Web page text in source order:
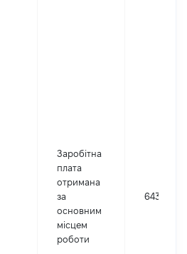
Заробітна
плата
отримана
за
основним
місцем
роботи
6433